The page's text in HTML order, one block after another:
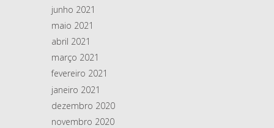
junho 2021
maio 2021
abril 2021
março 2021
fevereiro 2021
janeiro 2021
dezembro 2020
novembro 2020